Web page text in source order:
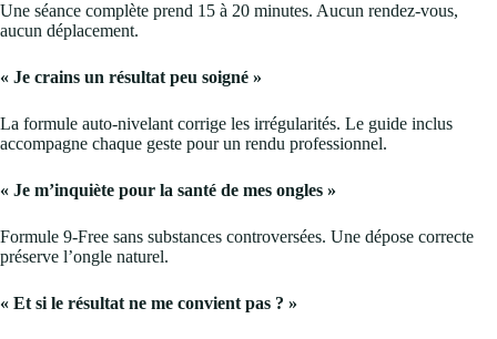
Une séance complète prend 15 à 20 minutes. Aucun rendez-vous,
aucun déplacement.
« Je crains un résultat peu soigné »
La formule auto-nivelant corrige les irrégularités. Le guide inclus
accompagne chaque geste pour un rendu professionnel.
« Je m’inquiète pour la santé de mes ongles »
Formule 9-Free sans substances controversées. Une dépose correcte
préserve l’ongle naturel.
« Et si le résultat ne me convient pas ? »